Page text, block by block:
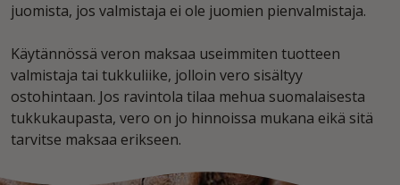
juomista, jos valmistaja ei ole juomien pienvalmistaja.
Käytännössä veron maksaa useimmiten tuotteen
valmistaja tai tukkuliike, jolloin vero sisältyy
ostohintaan. Jos ravintola tilaa mehua suomalaisesta
tukkukaupasta, vero on jo hinnoissa mukana eikä sitä
tarvitse maksaa erikseen.